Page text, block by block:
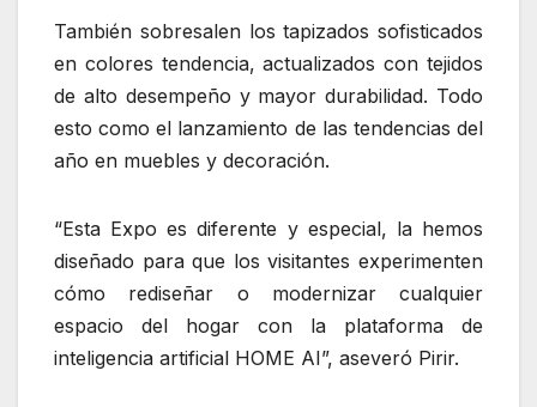
También sobresalen los tapizados sofisticados
en colores tendencia, actualizados con tejidos
de alto desempeño y mayor durabilidad. Todo
esto como el lanzamiento de las tendencias del
año en muebles y decoración.
“Esta Expo es diferente y especial, la hemos
diseñado para que los visitantes experimenten
cómo rediseñar o modernizar cualquier
espacio del hogar con la plataforma de
inteligencia artificial HOME AI”, aseveró Pirir.